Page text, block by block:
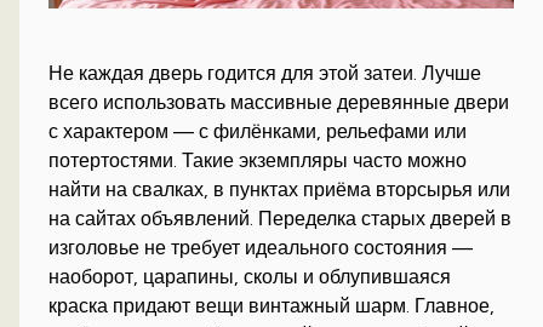
Не каждая дверь годится для этой затеи. Лучше
всего использовать массивные деревянные двери
с характером — с филёнками, рельефами или
потертостями. Такие экземпляры часто можно
найти на свалках, в пунктах приёма вторсырья или
на сайтах объявлений. Переделка старых дверей в
изголовье не требует идеального состояния —
наоборот, царапины, сколы и облупившаяся
краска придают вещи винтажный шарм. Главное,